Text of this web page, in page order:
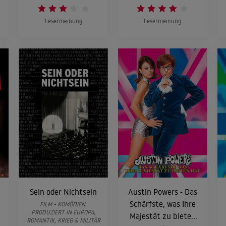
Lesermeinung Lesermeinung
Sein oder Nichtsein
FILM • KOMÖDIEN,
PRODUZIERT IN EUROPA,
ROMANTIK, KRIEG & MILITÄR
Austin Powers - Das
Schärfste, was Ihre
Majestät zu bieten